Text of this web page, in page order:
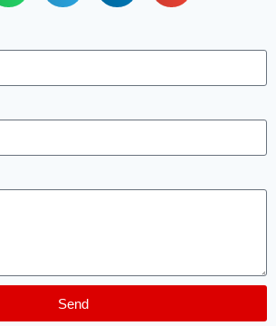
Send